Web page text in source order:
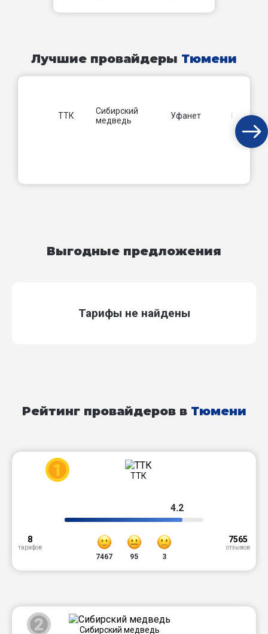
Лучшие провайдеры Тюмени
ТТК
Сибирский
медведь
Уфанет Beeline
Выгодные предложения
Тарифы не найдены
Рейтинг провайдеров в Тюмени
1
ТТК
4.2
8
тарифов
7467 95 3
7565
отзывов
2
Сибирский медведь